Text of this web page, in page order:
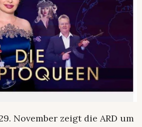
November zeigt die ARD um